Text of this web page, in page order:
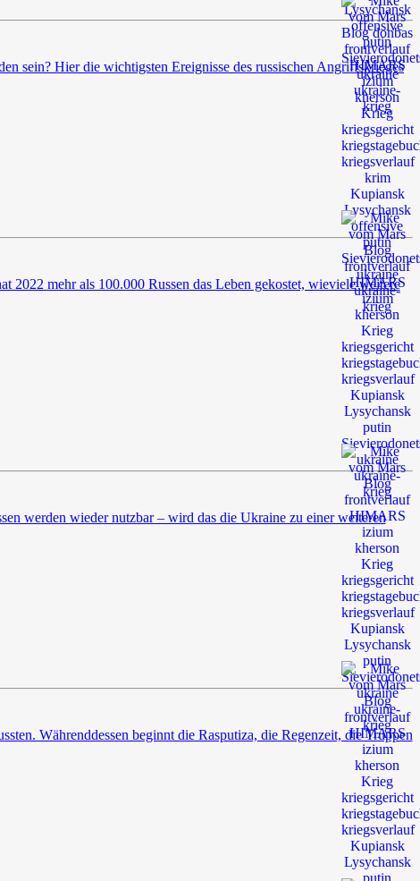
sein? Hier die wichtigsten Ereignisse des russischen Angriffskrieges
2022 mehr als 100.000 Russen das Leben gekostet, wieviele weitere
werden wieder nutzbar – wird das die Ukraine zu einer weiteren
Währenddessen beginnt die Rasputiza, die Regenzeit, die Truppen